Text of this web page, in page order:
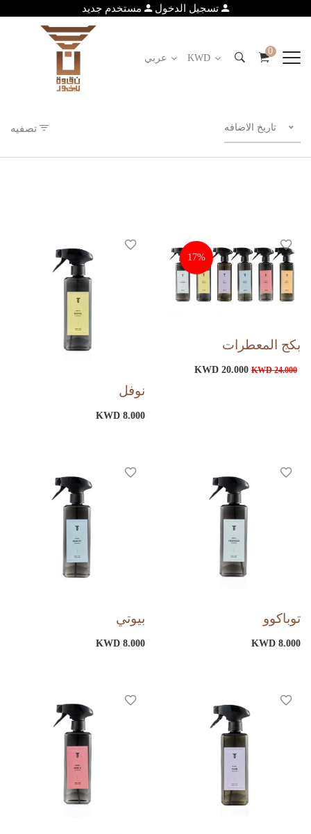
تسجيل الدخول مستخدم جديد
عربي KWD
0
تاريخ الاضافه تصفيه
17%
بكج المعطرات
KWD 20.000 KWD 24.000
نوفل
KWD 8.000
توباكوو
KWD 8.000
بيوتي
KWD 8.000